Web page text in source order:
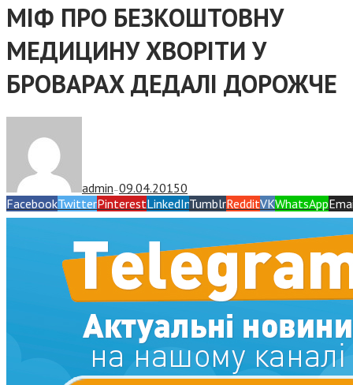
МІФ ПРО БЕЗКОШТОВНУ
МЕДИЦИНУ ХВОРІТИ У
БРОВАРАХ ДЕДАЛІ ДОРОЖЧЕ
admin —09.04.20150
FacebookTwitterPinterestLinkedInTumblrRedditVKWhatsApp